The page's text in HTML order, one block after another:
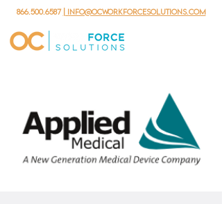
866.500.6587 | info@ocworkforcesolutions.com